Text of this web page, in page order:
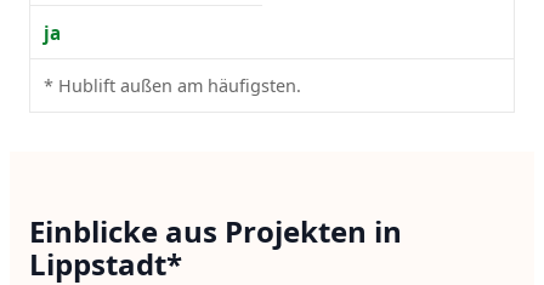
ja
* Hublift außen am häufigsten.
Einblicke aus Projekten in
Lippstadt*